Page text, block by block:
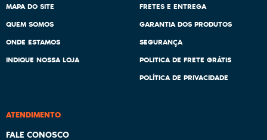
MAPA DO SITE
QUEM SOMOS
ONDE ESTAMOS
INDIQUE NOSSA LOJA
FRETES E ENTREGA
GARANTIA DOS PRODUTOS
SEGURANÇA
POLITICA DE FRETE GRÁTIS
POLÍTICA DE PRIVACIDADE
ATENDIMENTO